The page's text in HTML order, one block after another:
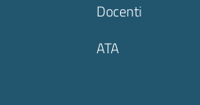
Docenti
ATA